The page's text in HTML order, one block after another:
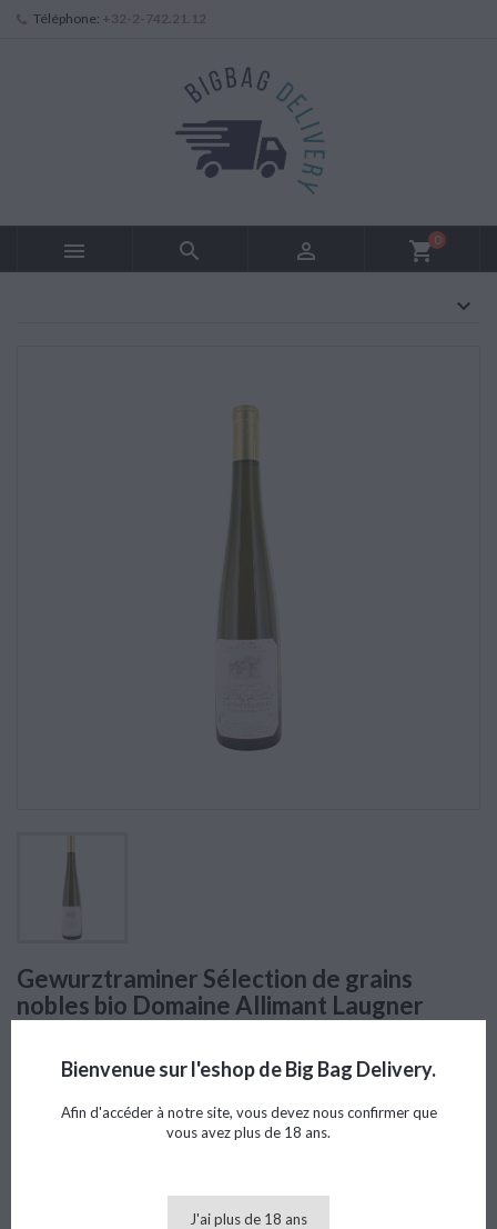
Téléphone: +32-2-742.21.12
   shopping_cart0
Gewurztraminer Sélection de grains
nobles bio Domaine Allimant Laugner
Référence001444 Marque Allimant Hubert Laugner
Bienvenue sur l'eshop de Big Bag Delivery.
Afin d'accéder à notre site, vous devez nous confirmer que
vous avez plus de 18 ans.
J'ai plus de 18 ans